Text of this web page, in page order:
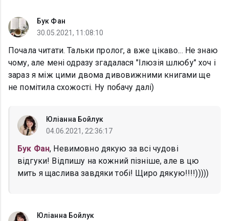
Бук Фан
30.05.2021, 11:08:10
Почала читати. Тальки пролог, а вже цікаво... Не знаю
чому, але мені одразу згадалася "Ілюзія шлюбу" хоч і
зараз я між цими двома дивовижними книгами ще
не помітила схожості. Ну побачу далі)
Юліанна Бойлук
04.06.2021, 22:36:17
Бук Фан, Невимовно дякую за всі чудові
відгуки! Відпишу на кожний пізніше, але в цю
мить я щаслива завдяки тобі! Щиро дякую!!!!)))))
Юліанна Бойлук